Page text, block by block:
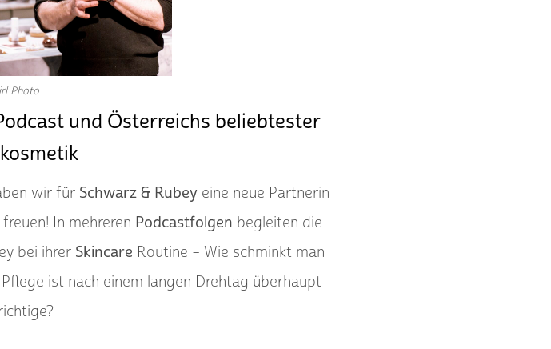
Photo
und Österreichs beliebtester
wir für Schwarz & Rubey eine neue Partnerin
In mehreren Podcastfolgen begleiten die
bei ihrer Skincare Routine – Wie schminkt man
ist nach einem langen Drehtag überhaupt